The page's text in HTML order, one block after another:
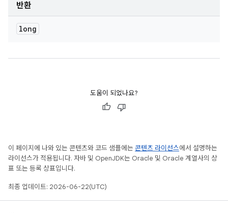
반환
long
도움이 되었나요?
이 페이지에 나와 있는 콘텐츠와 코드 샘플에는 콘텐츠 라이선스에서 설명하는
라이선스가 적용됩니다. 자바 및 OpenJDK는 Oracle 및 Oracle 계열사의 상
표 또는 등록 상표입니다.
최종 업데이트: 2026-06-22(UTC)